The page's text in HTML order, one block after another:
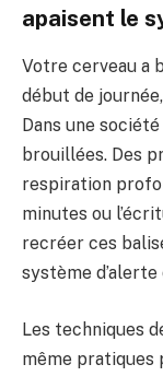
apaisent le
Votre cerveau a
début de
Dans une
brouillées. Des
respiration
minutes ou
recréer ces
système
Les techniques
même pratiques